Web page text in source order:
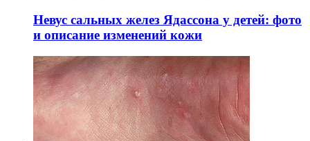
Невус сальных желез Ядассона у детей: фото
и описание изменений кожи